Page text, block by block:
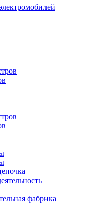
фабрика